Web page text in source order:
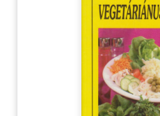
Tankönyv, segédkönyv